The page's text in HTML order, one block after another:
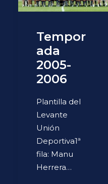
Tempor
ada
2005-
2006
Plantilla del
Levante
Unión
Deportiva1ª
fila: Manu
Herrera…